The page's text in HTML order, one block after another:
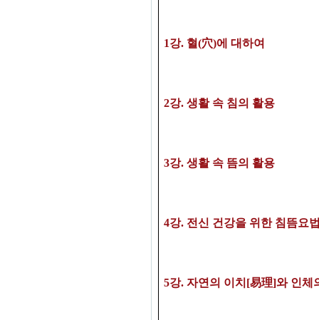
1강. 혈(穴)에 대하여
2강. 생활 속 침의 활용
3강. 생활 속 뜸의 활용
4강. 전신 건강을 위한 침뜸요
5강. 자연의 이치[易理]와 인체